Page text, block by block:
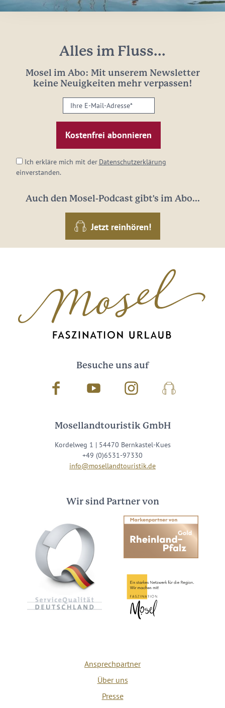
Alles im Fluss...
Mosel im Abo: Mit unserem Newsletter
keine Neuigkeiten mehr verpassen!
Ihre
E-
Mail-
Adresse:
Ich erkläre mich mit der Datenschutzerklärung
einverstanden.
Auch den Mosel-Podcast gibt's im Abo...
Jetzt reinhören!
Besuche uns auf
Facebook Youtube InstagramPodcast
Mosellandtouristik GmbH
Kordelweg 1 | 54470 Bernkastel-Kues
+49 (0)6531-97330
info@mosellandtouristik.de
Wir sind Partner von
Ansprechpartner
Über uns
Presse